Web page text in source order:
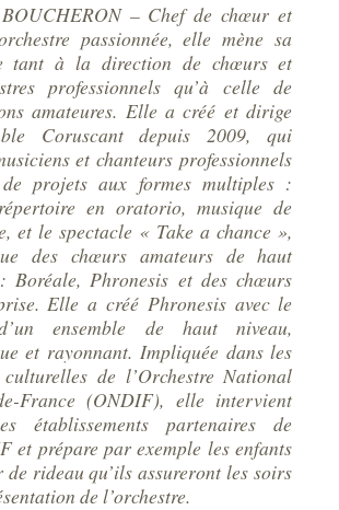
– Chef de chœur et
passionnée, elle mène sa
tant à la direction de chœurs et
professionnels qu’à celle de
amateures. Elle a créé et dirige
Coruscant depuis 2009, qui
et chanteurs professionnels
projets aux formes multiples :
en oratorio, musique de
et le spectacle « Take a chance »,
des chœurs amateurs de haut
Boréale, Phronesis et des chœurs
Elle a créé Phronesis avec le
ensemble de haut niveau,
et rayonnant. Impliquée dans les
de l’Orchestre National
France (ONDIF), elle intervient
établissements partenaires de
et prépare par exemple les enfants
de rideau qu’ils assureront les soirs
de l’orchestre.